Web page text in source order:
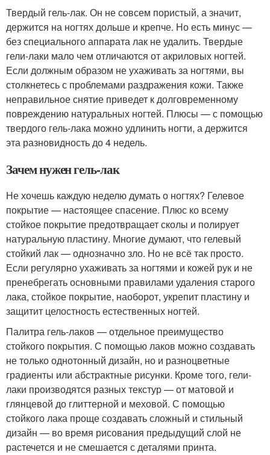
Твердый гель-лак. Он не совсем пористый, а значит,
держится на ногтях дольше и крепче. Но есть минус —
без специального аппарата лак не удалить. Твердые
гели-лаки мало чем отличаются от акриловых ногтей.
Если должным образом не ухаживать за ногтями, вы
столкнетесь с проблемами раздражения кожи. Также
неправильное снятие приведет к долговременному
повреждению натуральных ногтей. Плюсы — с помощью
твердого гель-лака можно удлинить ногти, а держится
эта разновидность до 4 недель.
Зачем нужен гель-лак
Не хочешь каждую неделю думать о ногтях? Гелевое
покрытие — настоящее спасение. Плюс ко всему
стойкое покрытие предотвращает сколы и полирует
натуральную пластину. Многие думают, что гелевый
стойкий лак — однозначно зло. Но не всё так просто.
Если регулярно ухаживать за ногтями и кожей рук и не
пренебрегать основными правилами удаления старого
лака, стойкое покрытие, наоборот, укрепит пластину и
защитит целостность естественных ногтей.
Палитра гель-лаков — отдельное преимущество
стойкого покрытия. С помощью лаков можно создавать
не только однотонный дизайн, но и разноцветные
градиенты или абстрактные рисунки. Кроме того, гели-
лаки производятся разных текстур — от матовой и
глянцевой до глиттерной и меховой. С помощью
стойкого лака проще создавать сложный и стильный
дизайн — во время рисования предыдущий слой не
растечется и не смешается с деталями принта.